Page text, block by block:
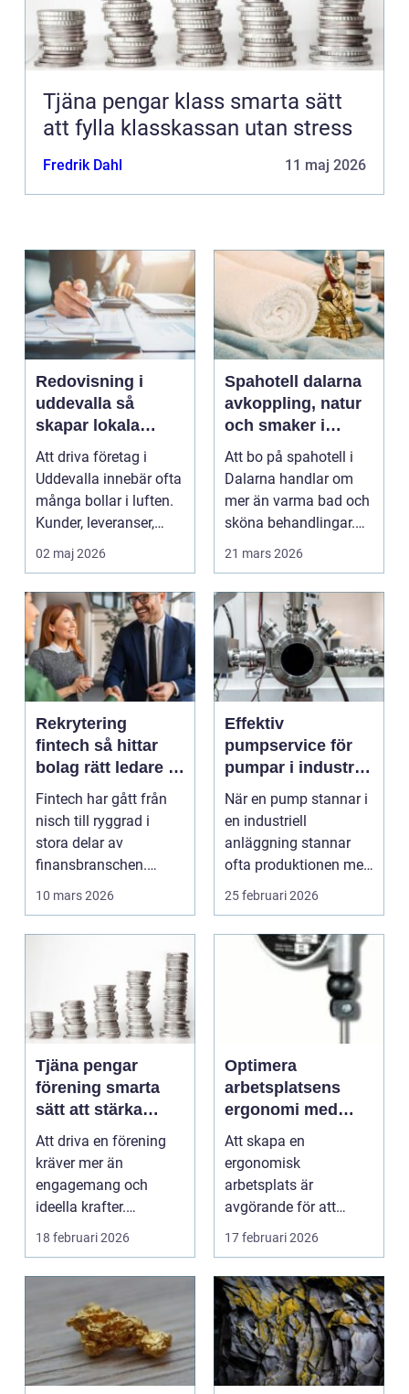
Tjäna pengar klass smarta sätt
att fylla klasskassan utan stress
Fredrik Dahl 11 maj 2026
Redovisning i
uddevalla så
skapar lokala
företag trygg
ekonomi
Att driva företag i
Uddevalla innebär ofta
många bollar i luften.
Kunder, leveranser,
personal och m...
02 maj 2026
Spahotell dalarna
avkoppling, natur
och smaker i
hjärtat av
landskapet
Att bo på spahotell i
Dalarna handlar om
mer än varma bad och
sköna behandlingar.
Kombinationen av s...
21 mars 2026
Rekrytering
fintech så hittar
bolag rätt ledare i
en reglerad
tillväxtbransch
Fintech har gått från
nisch till ryggrad i
stora delar av
finansbranschen.
Bolag bygger nya
10 mars 2026
Effektiv
pumpservice för
pumpar i industrin
– så undviker du
kostsamma
driftstopp
När en pump stannar i
en industriell
anläggning stannar
ofta produktionen med
den. Fö...
25 februari 2026
Tjäna pengar
förening smarta
sätt att stärka
kassan utan
krångel
Att driva en förening
kräver mer än
engagemang och
ideella krafter.
Träningshallar ska
18 februari 2026
Optimera
arbetsplatsens
ergonomi med
balansblock
Att skapa en
ergonomisk
arbetsplats är
avgörande för att
främja hälsa och v...
17 februari 2026